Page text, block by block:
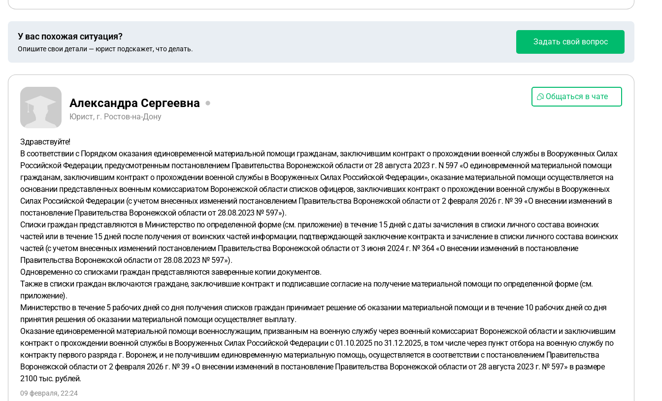
У вас похожая ситуация?
Опишите свои детали — юрист подскажет, что делать.
Задать свой вопрос
Александра Сергеевна
Юрист, г. Ростов-на-Дону
Общаться в чате
Здравствуйте!
В соответствии с Порядком оказания единовременной материальной помощи гражданам, заключившим контракт о прохождении военной службы в Вооруженных Силах
Российской Федерации, предусмотренным постановлением Правительства Воронежской области от 28 августа 2023 г. N 597 «О единовременной материальной помощи
гражданам, заключившим контракт о прохождении военной службы в Вооруженных Силах Российской Федерации», оказание материальной помощи осуществляется на
основании представленных военным комиссариатом Воронежской области списков офицеров, заключивших контракт о прохождении военной службы в Вооруженных
Силах Российской Федерации (с учетом внесенных изменений постановлением Правительства Воронежской области от 2 февраля 2026 г. № 39 «О внесении изменений в
постановление Правительства Воронежской области от 28.08.2023 № 597»).
Списки граждан представляются в Министерство по определенной форме (см. приложение) в течение 15 дней с даты зачисления в списки личного состава воинских
частей или в течение 15 дней после получения от воинских частей информации, подтверждающей заключение контракта и зачисление в списки личного состава воинских
частей (с учетом внесенных изменений постановлением Правительства Воронежской области от 3 июня 2024 г. № 364 «О внесении изменений в постановление
Правительства Воронежской области от 28.08.2023 № 597»).
Одновременно со списками граждан представляются заверенные копии документов.
Также в списки граждан включаются граждане, заключившие контракт и подписавшие согласие на получение материальной помощи по определенной форме (см.
приложение).
Министерство в течение 5 рабочих дней со дня получения списков граждан принимает решение об оказании материальной помощи и в течение 10 рабочих дней со дня
принятия решения об оказании материальной помощи осуществляет выплату.
Оказание единовременной материальной помощи военнослужащим, призванным на военную службу через военный комиссариат Воронежской области и заключившим
контракт о прохождении военной службы в Вооруженных Силах Российской Федерации с 01.10.2025 по 31.12.2025, в том числе через пункт отбора на военную службу по
контракту первого разряда г. Воронеж, и не получившим единовременную материальную помощь, осуществляется в соответствии с постановлением Правительства
Воронежской области от 2 февраля 2026 г. № 39 «О внесении изменений в постановление Правительства Воронежской области от 28 августа 2023 г. № 597» в размере
2100 тыс. рублей.
09 февраля, 22:24